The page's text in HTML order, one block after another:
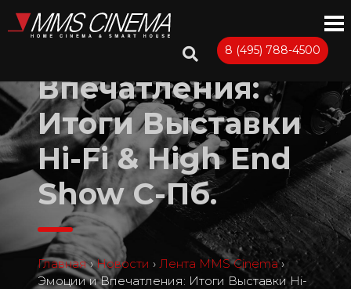
8 (495) 788-4500
Эмоции и
Впечатления:
Итоги Выставки
Hi-Fi & High End
Show С-Пб.
Главная › Новости › Лента MMS Cinema ›
Эмоции и Впечатления: Итоги Выставки Hi-